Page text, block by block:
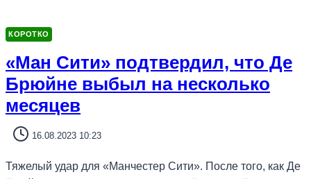
КОРОТКО
«Ман Сити» подтвердил, что Де
Брюйне выбыл на несколько
месяцев
16.08.2023 10:23
Тяжелый удар для «Манчестер Сити». После того, как Де